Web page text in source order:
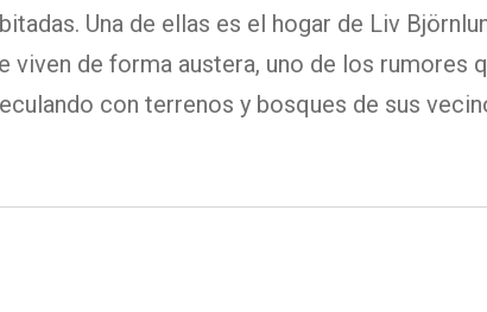
Una de ellas es el hogar de Liv
viven de forma austera, uno de los
con terrenos y bosques de sus